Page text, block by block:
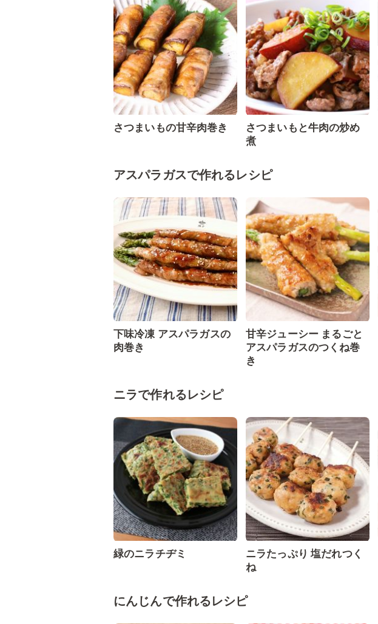
さつまいもの甘辛肉巻き
さつまいもと牛肉の炒め
煮
アスパラガスで作れるレシピ
下味冷凍 アスパラガスの
肉巻き
甘辛ジューシー まるごと
アスパラガスのつくね巻
き
ニラで作れるレシピ
緑のニラチヂミ
ニラたっぷり 塩だれつく
ね
にんじんで作れるレシピ